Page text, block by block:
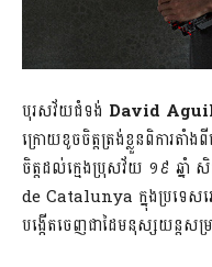
បុរស​វ័យ​ជំទង់ David
ក្រោយ​ខូច​ចិត្ត​ត្រង់​ខ្លួន​ពិការ​ត
ចិត្ត​ដល់​ក្មេង​ប្រុស​វ័យ ១៩ ឆ្ន
de Catalunya ក្នុង​ប្រទេ
បង្កើត​ចេញ​ជា​ដៃ​មនុស្សយន្ត​សម្រ